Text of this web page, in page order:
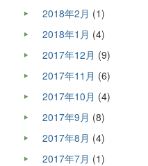
2018年2月 (1)
2018年1月 (4)
2017年12月 (9)
2017年11月 (6)
2017年10月 (4)
2017年9月 (8)
2017年8月 (4)
2017年7月 (1)